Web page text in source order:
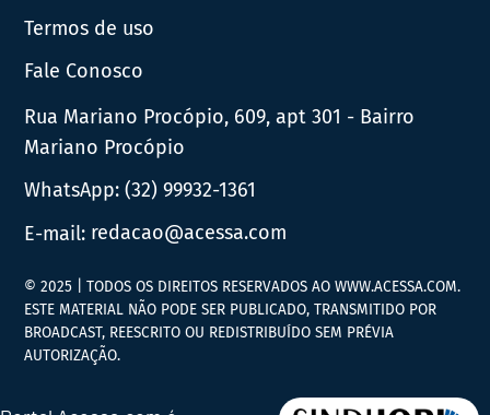
Termos de uso
Fale Conosco
Rua Mariano Procópio, 609, apt 301 - Bairro
Mariano Procópio
WhatsApp:(32) 99932-1361
E-mail: redacao@acessa.com
© 2025 | TODOS OS DIREITOS RESERVADOS AO WWW.ACESSA.COM.
ESTE MATERIAL NÃO PODE SER PUBLICADO, TRANSMITIDO POR
BROADCAST, REESCRITO OU REDISTRIBUÍDO SEM PRÉVIA
AUTORIZAÇÃO.